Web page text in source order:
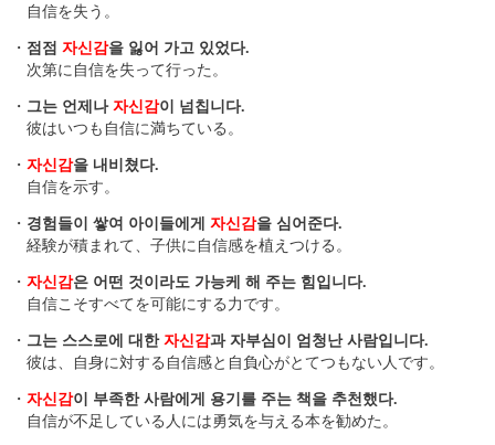
自信を失う。
・ 점점 자신감을 잃어 가고 있었다.
次第に自信を失って行った。
・ 그는 언제나 자신감이 넘칩니다.
彼はいつも自信に満ちている。
・ 자신감을 내비쳤다.
自信を示す。
・ 경험들이 쌓여 아이들에게 자신감을 심어준다.
経験が積まれて、子供に自信感を植えつける。
・ 자신감은 어떤 것이라도 가능케 해 주는 힘입니다.
自信こそすべてを可能にする力です。
・ 그는 스스로에 대한 자신감과 자부심이 엄청난 사람입니다.
彼は、自身に対する自信感と自負心がとてつもない人です。
・ 자신감이 부족한 사람에게 용기를 주는 책을 추천했다.
自信が不足している人には勇気を与える本を勧めた。